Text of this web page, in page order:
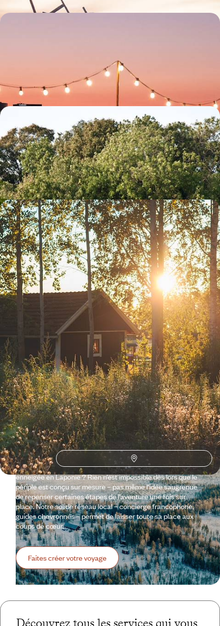
goûter aux saveurs de la nouvelle cuisine nordique
7 jours, de CHF 2100 à CHF 2800
De Stockholm à Bergen - Sans voiture, une
Scandinavie plus verte
Un voyage réalisable toute l'année pour une approche "verte" des
capitales européennes les plus en vogue
11 jours, de CHF 3400 à CHF 4500
Road-trip, sauna & soleil de minuit - Hors du
monde, l'été en Laponie suédoise
Aux beaux jours, rouler à contre-courant à travers les plus beaux sites
naturels de Laponie suédoise, du golfe de Botnie au parc national
d'Abisko
11 jours, de CHF 3400 à CHF 4500
Toutes nos suggestions de voyages en Suède (14)
Pourquoi partir avec
Voyageursen Suède?
De la mer Baltique au golfe de Botnie, le pays se conjugue au
pluriel. Pour savoir laquelle est votre Suède, confiez vos
envies à nos conseillers spécialistes : visite improvisée dans
les pas d’un local francophone à Stockholm, randonnée en
Dalécarlie, kayak en famille sur la côte ouest ou virée
enneigée en Laponie ? Rien n’est impossible dès lors que le
périple est conçu sur mesure – pas même l’idée saugrenue
de repenser certaines étapes de l’aventure une fois sur
place. Notre solide réseau local – concierge francophone,
guides chevronnés – permet de laisser toute sa place aux
coups de cœur.
Faites créer votre voyage
Découvrez tous les services qui vous